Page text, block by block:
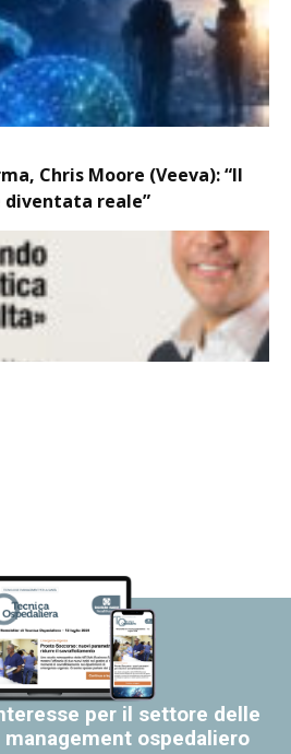
Chris Moore (Veeva): “Il
diventata reale”
per il settore delle
ospedaliero